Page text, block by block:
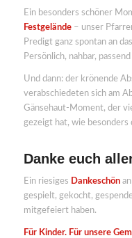
Ein besonders schöner
Festgelände– unser
Predigt ganz spontan an
Persönlich, nahbar,
Und dann: der krönende
verabschiedeten sich am
Gänsehaut-Moment, der
gezeigt hat, wie besonders
Danke euch
Ein riesiges Dankeschönan
gespielt, gekocht,
mitgefeiert haben.
Für Kinder. Für unsere